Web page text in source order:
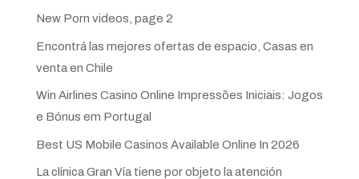
New Porn videos, page 2
Encontrá las mejores ofertas de espacio, Casas en
venta en Chile
Win Airlines Casino Online Impressões Iniciais: Jogos
e Bónus em Portugal
Best US Mobile Casinos Available Online In 2026
La clínica Gran Vía tiene por objeto la atención